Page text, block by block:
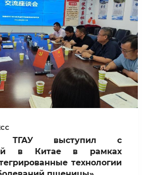
ТГАУ выступил с
в Китае в рамках
технологии